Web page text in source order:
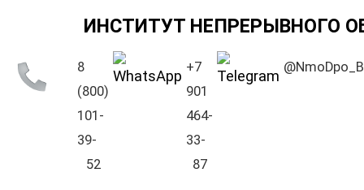
ИНСТИТУТ НЕПРЕРЫВНОГО
8
(800)
101-
39-
52
+7
901
464-
33-
87